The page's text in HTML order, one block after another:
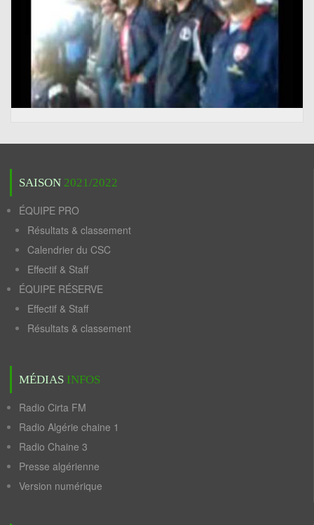
SAISON 2021/2022
ÉQUIPE PRO
Résultats & classement
Calendrier du CSC
Effectif & Staff
ÉQUIPE RÉSERVE
Effectif & Staff
Résultats & classement
MÉDIAS INFOS
Radio Cirta FM
Radio Algérie chaine 1
Radio Chaine 3
Presse algérienne
Version numérique